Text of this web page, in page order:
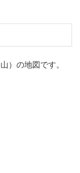
）の地図です。